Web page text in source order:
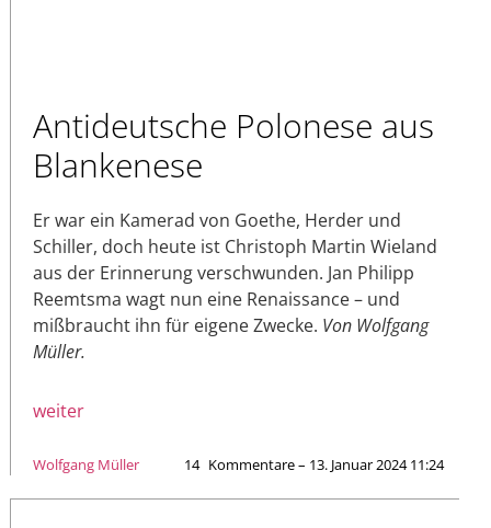
Antideutsche Polonese aus
Blankenese
Er war ein Kamerad von Goethe, Herder und
Schiller, doch heute ist Christoph Martin Wieland
aus der Erinnerung verschwunden. Jan Philipp
Reemtsma wagt nun eine Renaissance – und
mißbraucht ihn für eigene Zwecke. Von Wolfgang
Müller.
weiter
Wolfgang Müller 14 Kommentare – 13. Januar 2024 11:24